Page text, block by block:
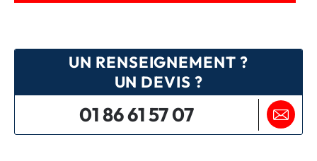
UN RENSEIGNEMENT ?
UN DEVIS ?
01 86 61 57 07